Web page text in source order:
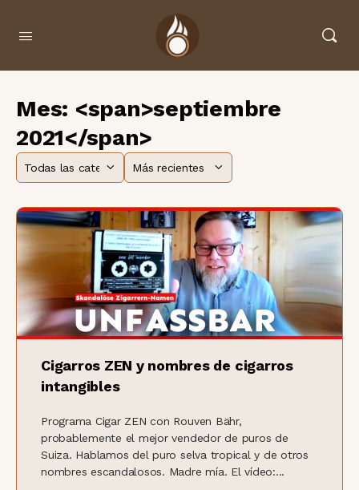
Mes: <span>septiembre
2021</span>
Categoría
Ordenar
Cigarros ZEN y nombres de cigarros
intangibles
Programa Cigar ZEN con Rouven Bähr,
probablemente el mejor vendedor de puros de
Suiza. Hablamos del puro selva tropical y de otros
nombres escandalosos. Madre mía. El vídeo:...